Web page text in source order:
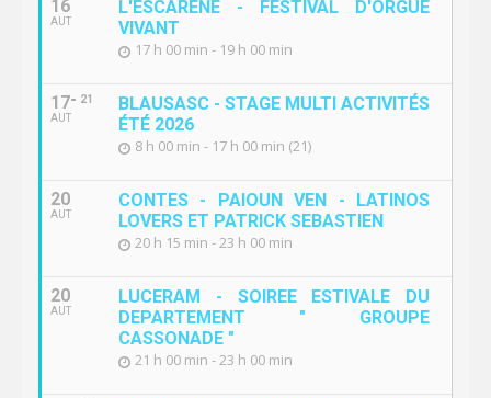
16
AUT
L'ESCARÈNE - FESTIVAL D'ORGUE
VIVANT
17 h 00 min - 19 h 00 min
17
AUT
21
BLAUSASC - STAGE MULTI ACTIVITÉS
ÉTÉ 2026
8 h 00 min - 17 h 00 min (21)
20
AUT
CONTES - PAIOUN VEN - LATINOS
LOVERS ET PATRICK SEBASTIEN
20 h 15 min - 23 h 00 min
20
AUT
LUCERAM - SOIREE ESTIVALE DU
DEPARTEMENT " GROUPE
CASSONADE "
21 h 00 min - 23 h 00 min